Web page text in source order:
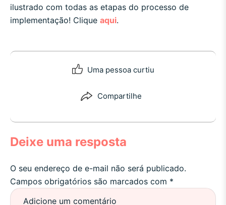
ilustrado com todas as etapas do processo de
implementação! Clique aqui.
Uma pessoa curtiu
Compartilhe
Deixe uma resposta
O seu endereço de e-mail não será publicado.
Campos obrigatórios são marcados com *